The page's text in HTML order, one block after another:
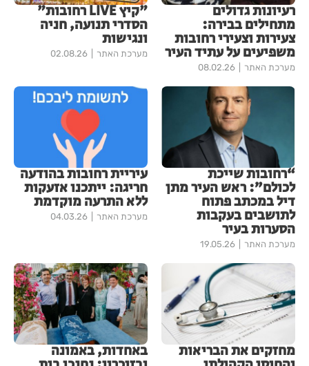
רעיונות גדולים
מתחילים בבירה:
צעירות וצעירי רחובות
משפיעים על עתיד העיר
מערכת האתר 08.02.26
"קיץ LIVE רחובות"
הסדרי תנועה, חניה
ונגישות
מערכת האתר 02.08.26
“רחובות שייכת
לכולם”: ראש העיר מתן
דיל במכתב פתוח
לתושבים בעקבות
הסערות בעיר
מערכת האתר 19.05.26
עיריית רחובות בהודעה
חריגה: ייתכנו אזעקות
ללא התרעה מוקדמת
מערכת האתר 04.03.26
מחזקים את הבריאות באחדות, באמונה